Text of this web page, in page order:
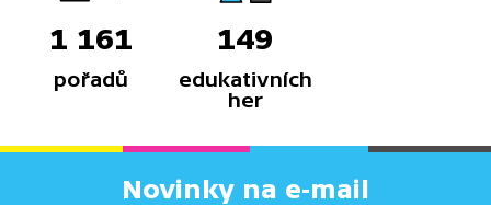
1 161
pořadů
149
edukativních
her
Novinky na e-mail